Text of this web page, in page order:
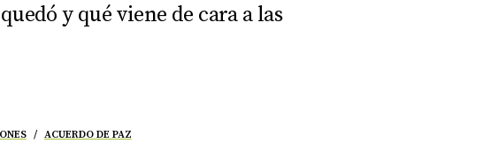
y qué viene de cara a las
ACUERDO DE PAZ